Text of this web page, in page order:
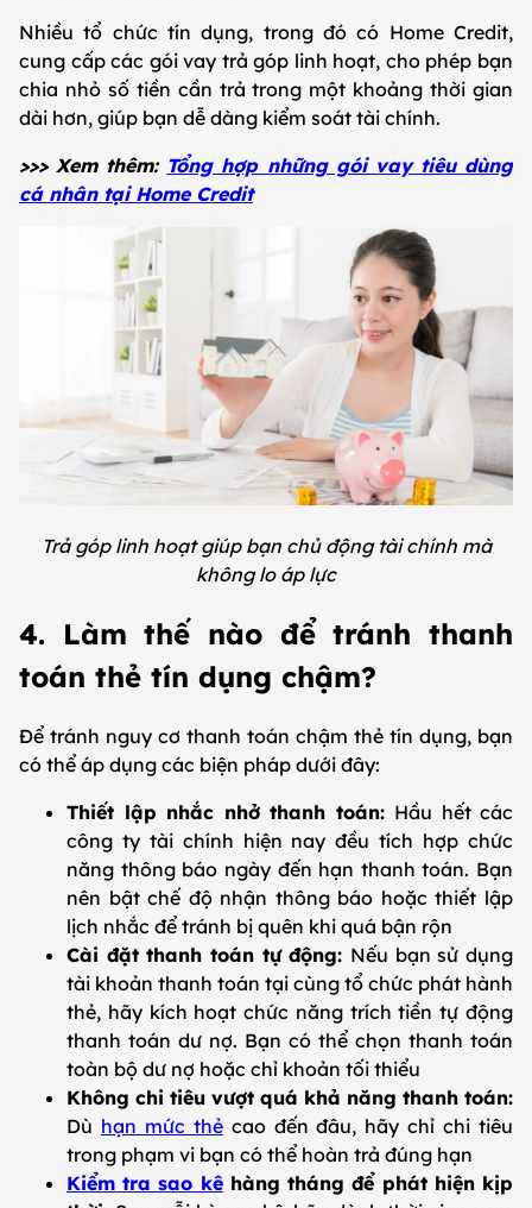
Nhiều tổ chức tín dụng, trong đó có Home Credit,
cung cấp các gói vay trả góp linh hoạt, cho phép bạn
chia nhỏ số tiền cần trả trong một khoảng thời gian
dài hơn, giúp bạn dễ dàng kiểm soát tài chính.
>>> Xem thêm: Tổng hợp những gói vay tiêu dùng
cá nhân tại Home Credit
Trả góp linh hoạt giúp bạn chủ động tài chính mà
không lo áp lực
4. Làm thế nào để tránh thanh
toán thẻ tín dụng chậm?
Để tránh nguy cơ thanh toán chậm thẻ tín dụng, bạn
có thể áp dụng các biện pháp dưới đây:
Thiết lập nhắc nhở thanh toán: Hầu hết các
công ty tài chính hiện nay đều tích hợp chức
năng thông báo ngày đến hạn thanh toán. Bạn
nên bật chế độ nhận thông báo hoặc thiết lập
lịch nhắc để tránh bị quên khi quá bận rộn
Cài đặt thanh toán tự động: Nếu bạn sử dụng
tài khoản thanh toán tại cùng tổ chức phát hành
thẻ, hãy kích hoạt chức năng trích tiền tự động
thanh toán dư nợ. Bạn có thể chọn thanh toán
toàn bộ dư nợ hoặc chỉ khoản tối thiểu
Không chi tiêu vượt quá khả năng thanh toán:
Dù hạn mức thẻcao đến đâu, hãy chỉ chi tiêu
trong phạm vi bạn có thể hoàn trả đúng hạn
Kiểm tra sao kêhàng tháng để phát hiện kịp